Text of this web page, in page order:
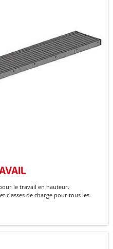
le travail en hauteur.
classes de charge pour tous les